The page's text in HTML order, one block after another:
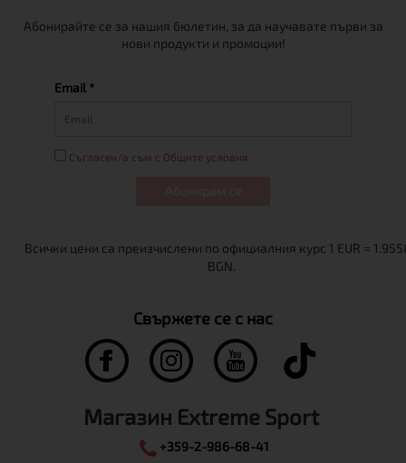
Абонирайте се за нашия бюлетин, за да научавате първи за
нови продукти и промоции!
Email *
Съгласен/а съм с Общите условия
Свържете се с нас
Магазин Extreme Sport
+359-2-986-68-41